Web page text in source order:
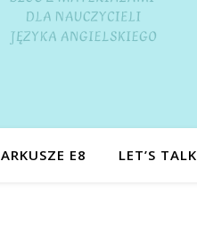
ARKUSZE E8 LET’S TALK